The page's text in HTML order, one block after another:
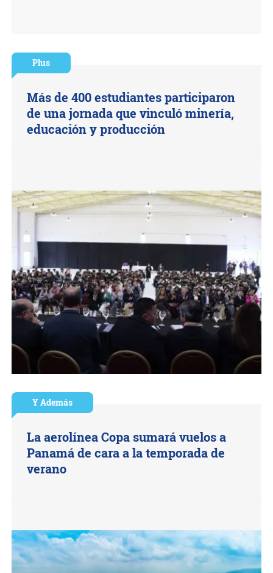
Plus
Más de 400 estudiantes participaron
de una jornada que vinculó minería,
educación y producción
Y Además
La aerolínea Copa sumará vuelos a
Panamá de cara a la temporada de
verano